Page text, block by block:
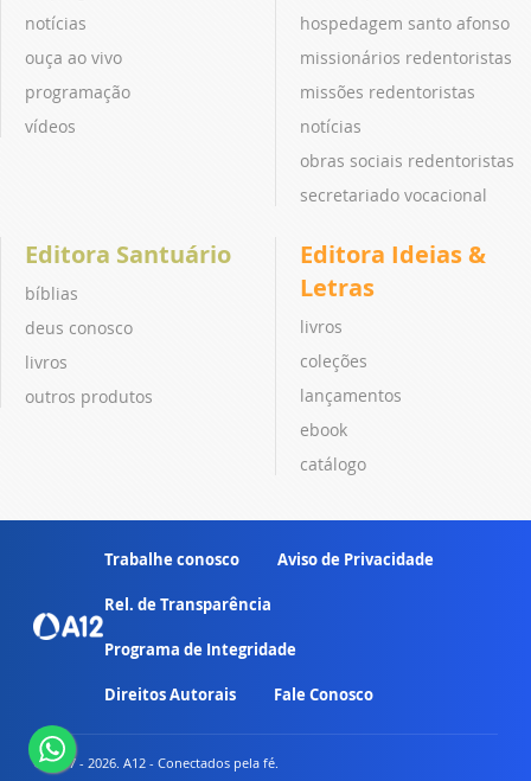
notícias
ouça ao vivo
programação
vídeos
hospedagem santo afonso
missionários redentoristas
missões redentoristas
notícias
obras sociais redentoristas
secretariado vocacional
Editora Santuário
bíblias
deus conosco
livros
outros produtos
Editora Ideias &
Letras
livros
coleções
lançamentos
ebook
catálogo
Trabalhe conosco Aviso de Privacidade
Rel. de Transparência
Programa de Integridade
Direitos Autorais Fale Conosco
© 2007 - 2026. A12 - Conectados pela fé.